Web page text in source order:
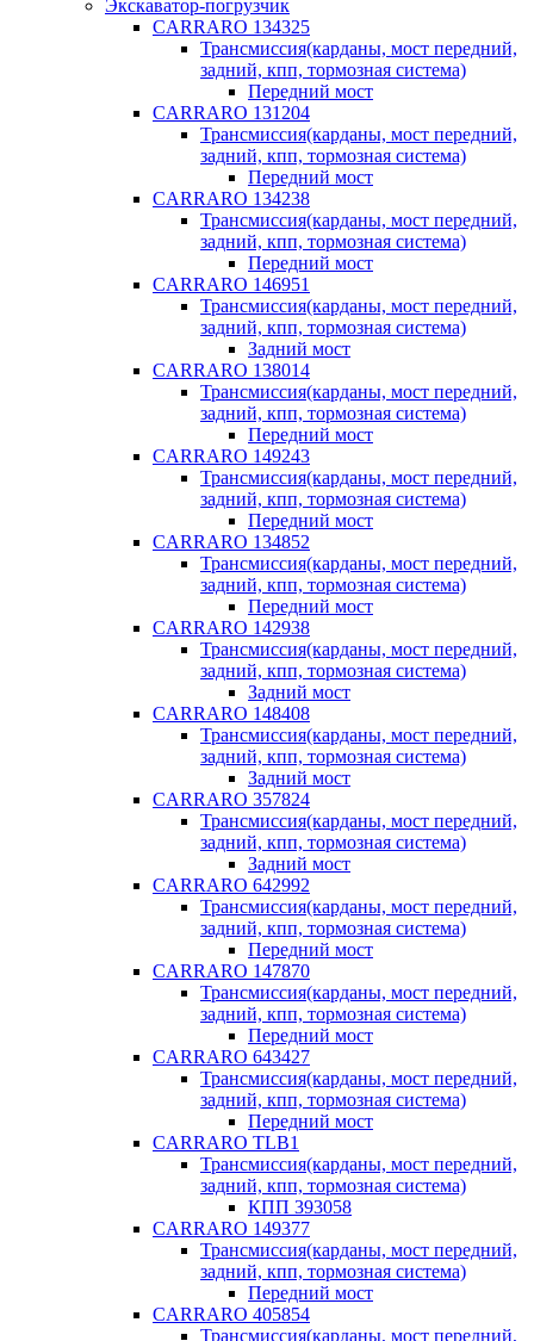
Экскаватор-погрузчик
CARRARO 134325
Трансмиссия(карданы, мост передний,
задний, кпп, тормозная система)
Передний мост
CARRARO 131204
Трансмиссия(карданы, мост передний,
задний, кпп, тормозная система)
Передний мост
CARRARO 134238
Трансмиссия(карданы, мост передний,
задний, кпп, тормозная система)
Передний мост
CARRARO 146951
Трансмиссия(карданы, мост передний,
задний, кпп, тормозная система)
Задний мост
CARRARO 138014
Трансмиссия(карданы, мост передний,
задний, кпп, тормозная система)
Передний мост
CARRARO 149243
Трансмиссия(карданы, мост передний,
задний, кпп, тормозная система)
Передний мост
CARRARO 134852
Трансмиссия(карданы, мост передний,
задний, кпп, тормозная система)
Передний мост
CARRARO 142938
Трансмиссия(карданы, мост передний,
задний, кпп, тормозная система)
Задний мост
CARRARO 148408
Трансмиссия(карданы, мост передний,
задний, кпп, тормозная система)
Задний мост
CARRARO 357824
Трансмиссия(карданы, мост передний,
задний, кпп, тормозная система)
Задний мост
CARRARO 642992
Трансмиссия(карданы, мост передний,
задний, кпп, тормозная система)
Передний мост
CARRARO 147870
Трансмиссия(карданы, мост передний,
задний, кпп, тормозная система)
Передний мост
CARRARO 643427
Трансмиссия(карданы, мост передний,
задний, кпп, тормозная система)
Передний мост
CARRARO TLB1
Трансмиссия(карданы, мост передний,
задний, кпп, тормозная система)
КПП 393058
CARRARO 149377
Трансмиссия(карданы, мост передний,
задний, кпп, тормозная система)
Передний мост
CARRARO 405854
Трансмиссия(карданы, мост передний,